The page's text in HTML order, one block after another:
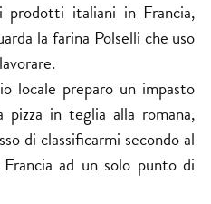
prodotti italiani in Francia,
la farina Polselli che uso
locale preparo un impasto
in teglia alla romana,
di classificarmi secondo al
ad un solo punto di